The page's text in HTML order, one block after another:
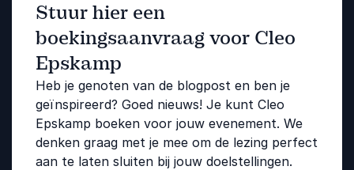
Stuur hier een
boekingsaanvraag voor Cleo
Epskamp
Heb je genoten van de blogpost en ben je
geïnspireerd? Goed nieuws! Je kunt Cleo
Epskamp boeken voor jouw evenement. We
denken graag met je mee om de lezing perfect
aan te laten sluiten bij jouw doelstellingen.